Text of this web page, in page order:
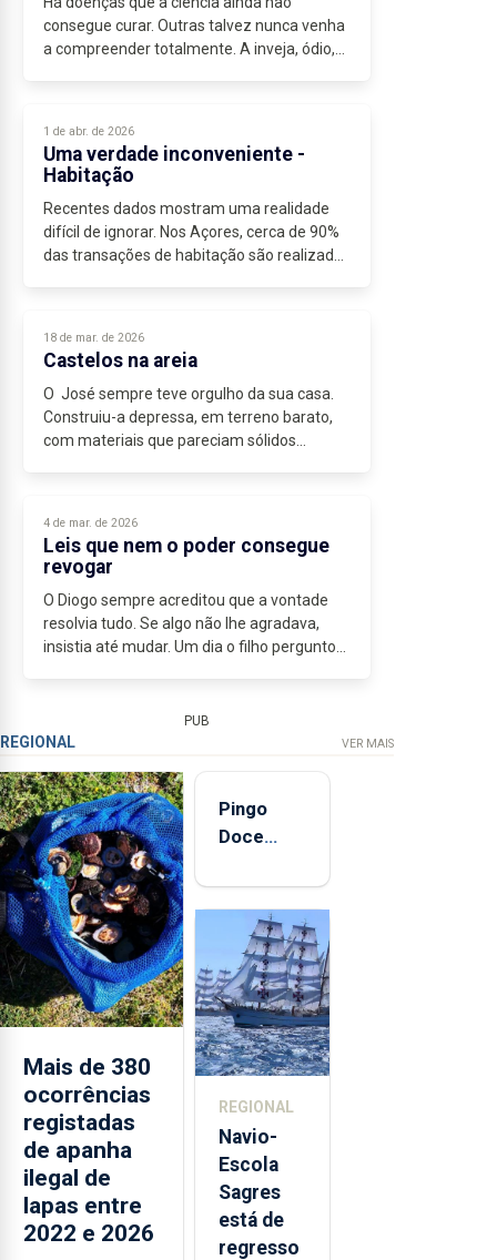
consegue curar. Outras talvez nunca venha
a compreender totalmente. A inveja, ódio,
1 de abr. de 2026
Uma verdade inconveniente -
Habitação
Recentes dados mostram uma realidade
difícil de ignorar. Nos Açores, cerca de 90%
das transações de habitação são realizadas
18 de mar. de 2026
Castelos na areia
O José sempre teve orgulho da sua casa.
Construiu-a depressa, em terreno barato,
com materiais que pareciam sólidos
4 de mar. de 2026
Leis que nem o poder consegue
revogar
O Diogo sempre acreditou que a vontade
resolvia tudo. Se algo não lhe agradava,
insistia até mudar. Um dia o filho perguntou-
PUB
REGIONAL VER MAIS
Mais de 380
ocorrências
registadas
de apanha
ilegal de
lapas entre
2022 e 2026
Pingo
Doce
quinta-
feira nova
loja em
São
Sebastião
e cria 30
postos de
REGIONAL
Navio-
Escola
Sagres
está de
regresso